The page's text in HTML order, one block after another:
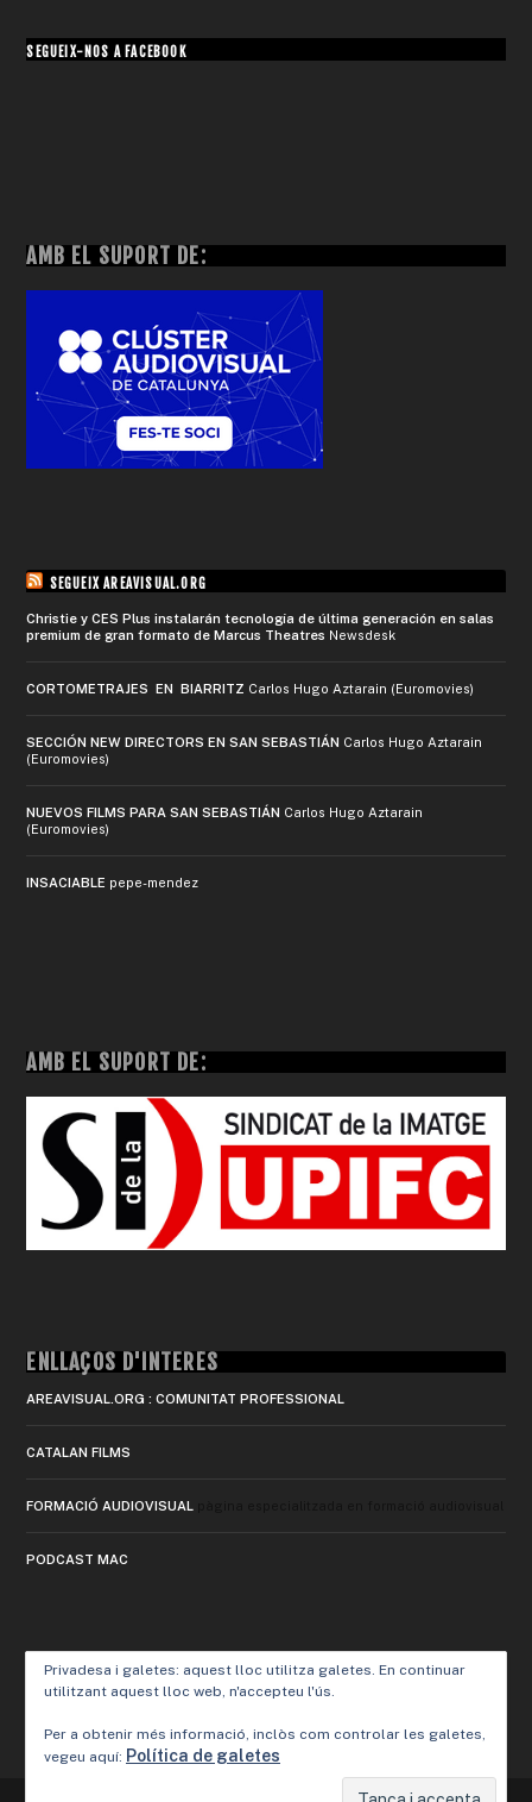
SEGUEIX-NOS A FACEBOOK
AMB EL SUPORT DE:
SEGUEIX AREAVISUAL.ORG
Christie y CES Plus instalarán tecnología de última generación en salas
premium de gran formato de Marcus Theatres Newsdesk
CORTOMETRAJES EN BIARRITZ Carlos Hugo Aztarain (Euromovies)
SECCIÓN NEW DIRECTORS EN SAN SEBASTIÁN Carlos Hugo Aztarain
(Euromovies)
NUEVOS FILMS PARA SAN SEBASTIÁN Carlos Hugo Aztarain
(Euromovies)
INSACIABLE pepe-mendez
AMB EL SUPORT DE:
ENLLAÇOS D'INTERÈS
AREAVISUAL.ORG : COMUNITAT PROFESSIONAL
CATALAN FILMS
FORMACIÓ AUDIOVISUAL
PODCAST MAC
Privadesa i galetes: aquest lloc utilitza galetes. En continuar
utilitzant aquest lloc web, n'accepteu l'ús.
Per a obtenir més informació, inclòs com controlar les galetes,
vegeu aquí: Política de galetes